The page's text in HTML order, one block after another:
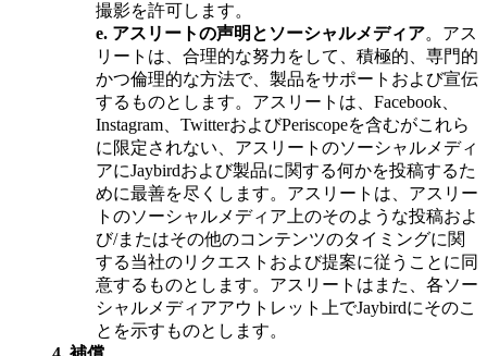
撮影を許可します。
e. アスリートの声明とソーシャルメディア。アス
リートは、合理的な努力をして、積極的、専門的
かつ倫理的な方法で、製品をサポートおよび宣伝
するものとします。アスリートは、Facebook、
Instagram、TwitterおよびPeriscopeを含むがこれら
に限定されない、アスリートのソーシャルメディ
アにJaybirdおよび製品に関する何かを投稿するた
めに最善を尽くします。アスリートは、アスリー
トのソーシャルメディア上のそのような投稿およ
び/またはその他のコンテンツのタイミングに関
する当社のリクエストおよび提案に従うことに同
意するものとします。アスリートはまた、各ソー
シャルメディアアウトレット上でJaybirdにそのこ
とを示すものとします。